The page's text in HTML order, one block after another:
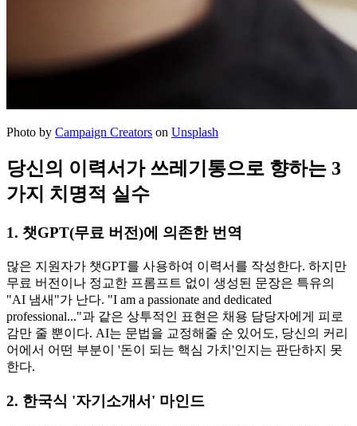
Photo by Campaign Creators on Unsplash
당신의 이력서가 쓰레기통으로 향하는 3
가지 치명적 실수
1. 챗GPT(무료 버전)에 의존한 번역
많은 지원자가 챗GPT를 사용하여 이력서를 작성한다. 하지만
무료 버전이나 정교한 프롬프트 없이 생성된 문장은 특유의
"AI 냄새"가 난다. "I am a passionate and dedicated
professional..."과 같은 상투적인 표현은 채용 담당자에게 피로
감만 줄 뿐이다. AI는 문법을 교정해줄 순 있어도, 당신의 커리
어에서 어떤 부분이 '돈이 되는 핵심 가치'인지는 판단하지 못
한다.
2. 한국식 '자기소개서' 마인드